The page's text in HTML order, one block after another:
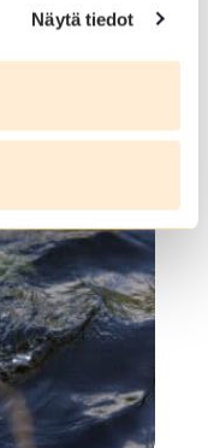
Näytä tiedot
Puuliiteri ja hu
metsän l